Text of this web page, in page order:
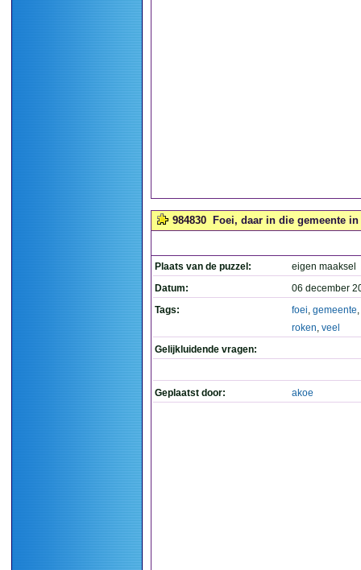
984830 Foei, daar in die gemeente
Plaats van de puzzel:
eigen maaksel
Datum:
06 december
Tags:
foei, gemeente,
roken, veel
Gelijkluidende vragen:
Geplaatst door: akoe